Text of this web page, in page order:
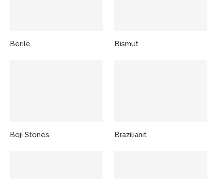
Berile Bismut
Boji Stones Brazilianit